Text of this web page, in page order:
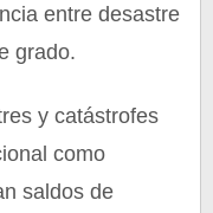
entre desastre
grado.
y catástrofes
como
saldos de